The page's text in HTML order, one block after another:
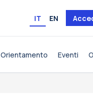
IT EN
Orientamento Eventi